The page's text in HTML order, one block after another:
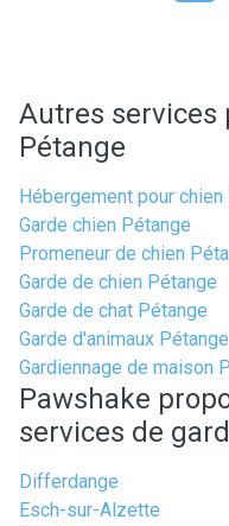
Autres services
Pétange
Hébergement pour chien
Garde chien Pétange
Promeneur de chien
Garde de chien Pétange
Garde de chat Pétange
Garde d'animaux Pétange
Gardiennage de maison
Pawshake
services de
Differdange
Esch-sur-Alzette